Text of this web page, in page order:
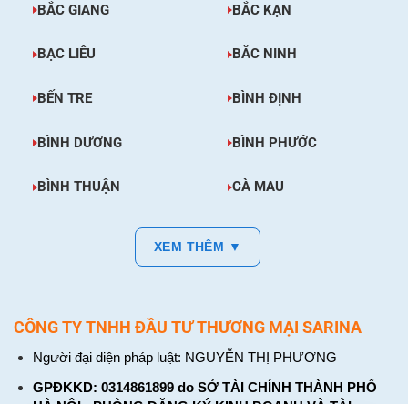
BẮC GIANG BẮC KẠN
BẠC LIÊU BẮC NINH
BẾN TRE BÌNH ĐỊNH
BÌNH DƯƠNG BÌNH PHƯỚC
BÌNH THUẬN CÀ MAU
XEM THÊM ▼
CÔNG TY TNHH ĐẦU TƯ THƯƠNG MẠI SARINA
Người đại diện pháp luật: NGUYỄN THỊ PHƯƠNG
GPĐKKD: 0314861899 do SỞ TÀI CHÍNH THÀNH PHỐ